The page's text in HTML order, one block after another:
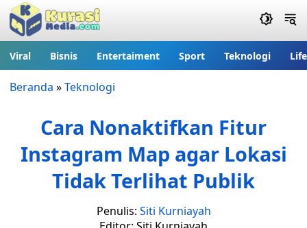
Viral Bisnis Entertaiment Sport Teknologi
Beranda »Teknologi
Cara Nonaktifkan Fitur
Instagram Map agar Lokasi
Tidak Terlihat Publik
Penulis: Siti Kurniayah